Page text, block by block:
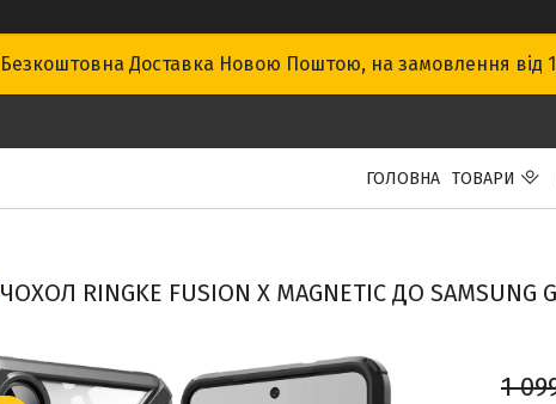
Безкоштовна Доставка Новою Поштою, на замовлення від
ГОЛОВНА ТОВАРИ
ЧОХОЛ RINGKE FUSION X MAGNETIC ДО SAMSUNG
1